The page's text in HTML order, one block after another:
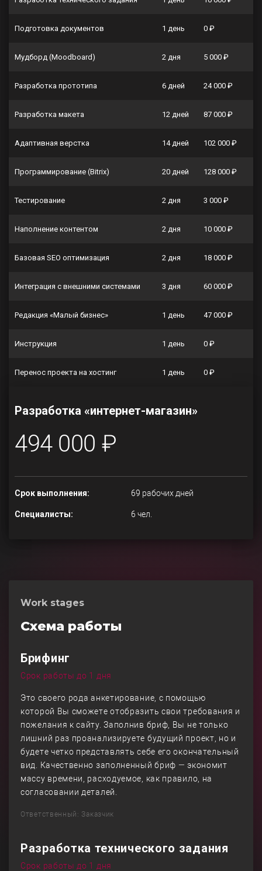
Подготовка документов 1 день 0 ₽
Мудборд (Moodboard) 2 дня 5 000 ₽
Разработка прототипа 6 дней 24 000 ₽
Разработка макета 12 дней 87 000 ₽
Адаптивная верстка 14 дней 102 000 ₽
Программирование (Bitrix) 20 дней 128 000 ₽
Тестирование 2 дня 3 000 ₽
Наполнение контентом 2 дня 10 000 ₽
Базовая SEO оптимизация 2 дня 18 000 ₽
Интеграция с внешними системами 3 дня 60 000 ₽
Редакция «Малый бизнес» 1 день 47 000 ₽
Инструкция 1 день 0 ₽
Перенос проекта на хостинг 1 день 0 ₽
Разработка «интернет-магазин»
494 000 ₽
Срок выполнения: 69 рабочих дней
Специалисты: 6 чел.
Work stages
Схема работы
Брифинг
Срок работы до 1 дня
Это своего рода анкетирование, с помощью
которой Вы сможете отобразить свои требования и
пожелания к сайту. Заполнив бриф, Вы не только
лишний раз проанализируете будущий проект, но и
будете четко представлять себе его окончательный
вид. Качественно заполненный бриф — экономит
массу времени, расходуемое, как правило, на
согласовании деталей.
Ответственный: Заказчик
Разработка технического задания
Срок работы до 1 дня